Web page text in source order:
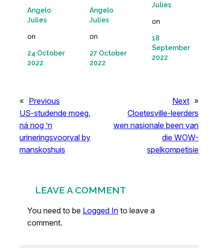
Angelo
Julies
on
24 October
2022
Angelo
Julies
on
27 October
2022
Julies
on
18
September
2022
« Previous
US-studende moeg,
ná nog ’n
urineringsvoorval by
manskoshuis
Next »
Cloetesville-leerders
wen nasionale been van
die WOW-
spelkompetisie
LEAVE A COMMENT
You need to be Logged In to leave a
comment.